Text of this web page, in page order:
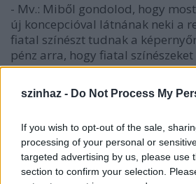
szinhaz - Do Not Process My
If you wish to opt-out of the sale,
processing of your personal or
targeted advertising by us, please use
section to confirm your selection.
- Mv.: Miből gondolod, hogy
új koncepcióval látnának neki a
fiatal színészt tudnak a
pénz arra, hogy fiatal
lehessen látni, hacsak nem
mert mint látom a legfiatalabb
vagy a Lazacban, vagy a
- H.Á.: Igen, de nem színészként,
lesz egy rendes televízió, most
háromszor pályáznak elnökök,
kineveznek egyet és nem sikerül,